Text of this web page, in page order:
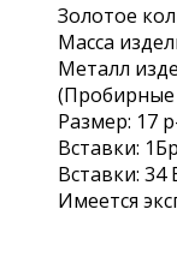
Золотое
Масса
Металл
(Пробирные
Размер: 17
Вставки:
Вставки: 34
Имеется